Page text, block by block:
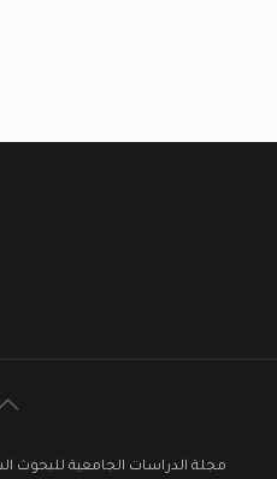
مجلة الدراسات الجامعية